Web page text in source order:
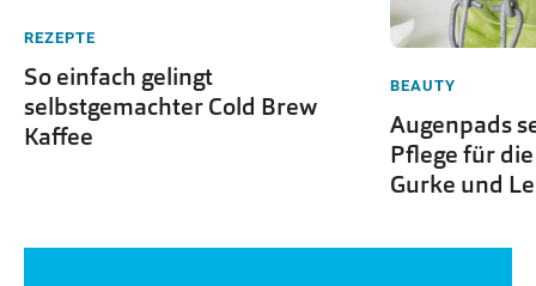
REZEPTE
So einfach gelingt
selbstgemachter Cold Brew
Kaffee
BEAUTY
Augenpads
Pflege für
Gurke und